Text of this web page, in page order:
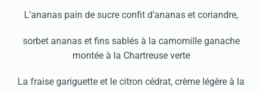
L’ananas pain de sucre confit d’ananas et coriandre,
sorbet ananas et fins sablés à la camomille ganache
montée à la Chartreuse verte
La fraise gariguette et le citron cédrat, crème légère à la